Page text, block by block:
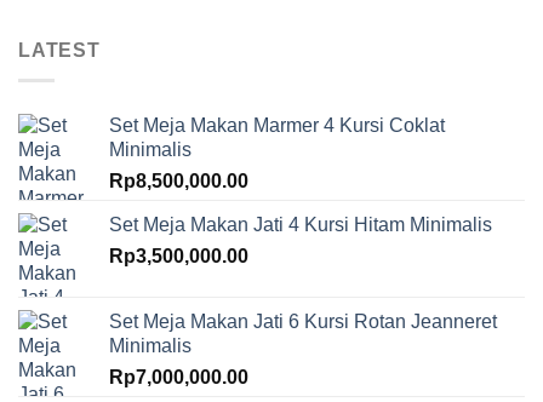
LATEST
Set Meja Makan Marmer 4 Kursi Coklat
Minimalis
Rp8,500,000.00
Set Meja Makan Jati 4 Kursi Hitam Minimalis
Rp3,500,000.00
Set Meja Makan Jati 6 Kursi Rotan Jeanneret
Minimalis
Rp7,000,000.00